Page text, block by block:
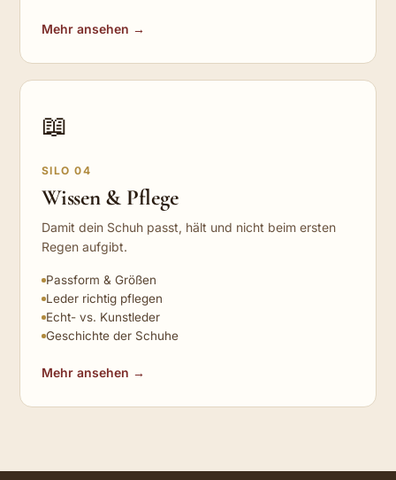
Mehr ansehen →
📖
SILO 04
Wissen & Pflege
Damit dein Schuh passt, hält und nicht beim ersten
Regen aufgibt.
Passform & Größen
Leder richtig pflegen
Echt- vs. Kunstleder
Geschichte der Schuhe
Mehr ansehen →